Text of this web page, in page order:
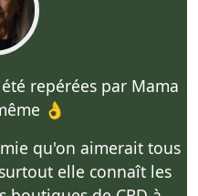
repérées par Mama
👌
qu'on aimerait tous
elle connaît les